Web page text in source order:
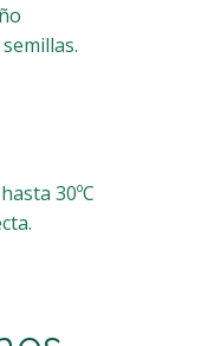
30ºC